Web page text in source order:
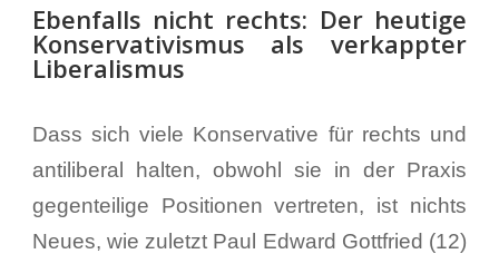
Ebenfalls nicht rechts: Der heutige
Konservativismus als verkappter
Liberalismus
Dass sich viele Konservative für rechts und
antiliberal halten, obwohl sie in der Praxis
gegenteilige Positionen vertreten, ist nichts
Neues, wie zuletzt Paul Edward Gottfried (12)